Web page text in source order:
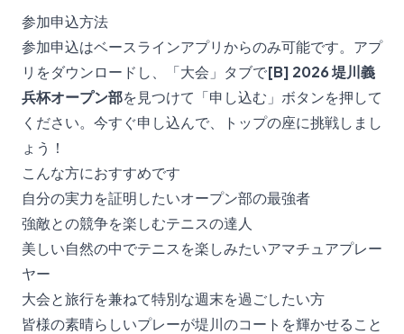
参加申込方法
参加申込はベースラインアプリからのみ可能です。アプ
リをダウンロードし、「大会」タブで[B] 2026 堤川義
兵杯オープン部を見つけて「申し込む」ボタンを押して
ください。今すぐ申し込んで、トップの座に挑戦しまし
ょう！
こんな方におすすめです
自分の実力を証明したいオープン部の最強者
強敵との競争を楽しむテニスの達人
美しい自然の中でテニスを楽しみたいアマチュアプレー
ヤー
大会と旅行を兼ねて特別な週末を過ごしたい方
皆様の素晴らしいプレーが堤川のコートを輝かせること